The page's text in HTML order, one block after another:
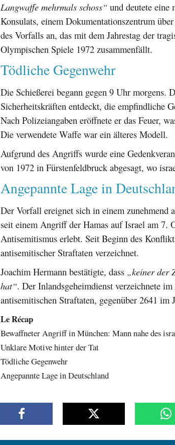
Langwaffe mehrmals schoss“ und deutete eine
Konsulats, einem Dokumentationszentrum
des Vorfalls an, das mit dem Jahrestag der
Olympischen Spiele 1972 zusammenfällt.
Tödliche Gegenwehr
Die Schießerei begann gegen 9 Uhr morgens.
Sicherheitskräften entdeckt, die empfindliche
Nach Polizeiangaben eröffnete er das Feuer,
Die verwendete Waffe war ein älteres Modell.
Aufgrund des Angriffs wurde eine
von 1972 in Fürstenfeldbruck abgesagt, wo
Angepannte Lage in
Der Vorfall ereignet sich in einem zunehmend
seit einem Angriff der Hamas auf Israel am 7.
Antisemitismus erlebt. Seit Beginn des
antisemitischer Straftaten verzeichnet.
Joachim Hermann bestätigte, dass „keiner der
hat“. Der Inlandsgeheimdienst verzeichnete
antisemitischen Straftaten, gegenüber 2641 im
Le Récap
Bewaffneter Angriff in München: Mann nahe des
Unklare Motive hinter der Tat
Tödliche Gegenwehr
Angepannte Lage in Deutschland